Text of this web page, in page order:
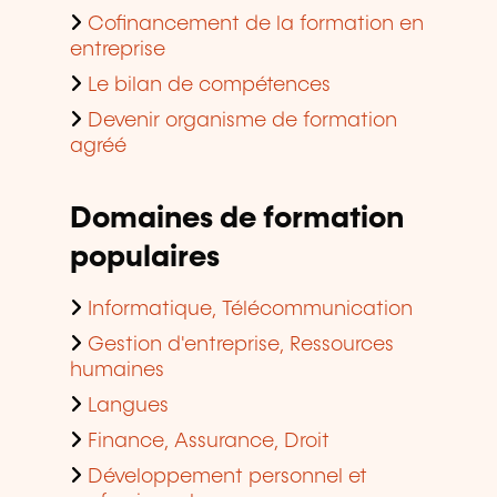
Cofinancement de la formation en
entreprise
Le bilan de compétences
Devenir organisme de formation
agréé
Domaines de formation
populaires
Informatique, Télécommunication
Gestion d'entreprise, Ressources
humaines
Langues
Finance, Assurance, Droit
Développement personnel et